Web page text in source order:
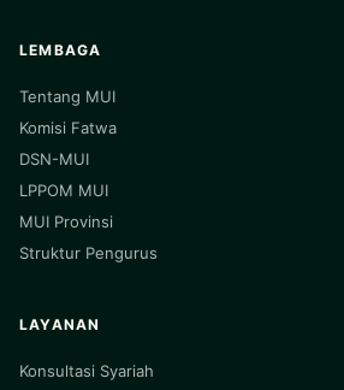
LEMBAGA
Tentang MUI
Komisi Fatwa
DSN-MUI
LPPOM MUI
MUI Provinsi
Struktur Pengurus
LAYANAN
Konsultasi Syariah